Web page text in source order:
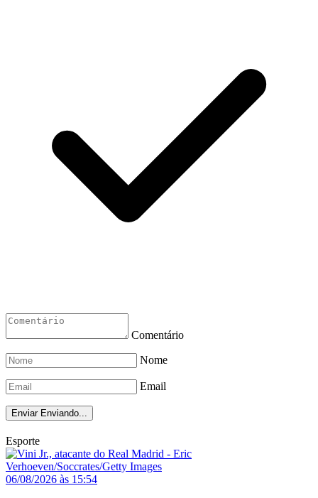
Comentário
Nome
Email
Enviar Enviando...
Esporte
06/08/2026 às 15:54